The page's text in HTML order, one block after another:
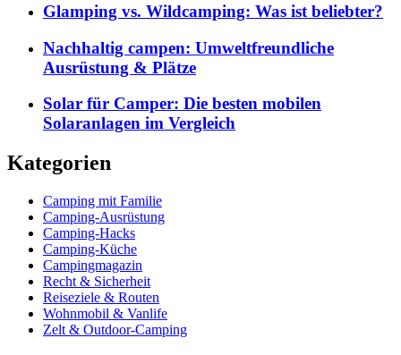
Glamping vs. Wildcamping: Was ist beliebter?
Nachhaltig campen: Umweltfreundliche
Ausrüstung & Plätze
Solar für Camper: Die besten mobilen
Solaranlagen im Vergleich
Kategorien
Camping mit Familie
Camping-Ausrüstung
Camping-Hacks
Camping-Küche
Campingmagazin
Recht & Sicherheit
Reiseziele & Routen
Wohnmobil & Vanlife
Zelt & Outdoor-Camping